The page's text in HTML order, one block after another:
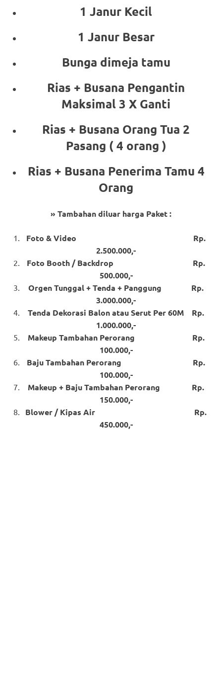
1 Janur Kecil
1 Janur Besar
Bunga dimeja tamu
Rias + Busana Pengantin
Maksimal 3 X Ganti
Rias + Busana Orang Tua 2
Pasang ( 4 orang )
Rias + Busana Penerima Tamu 4
Orang
» Tambahan diluar harga Paket :
Foto & Video Rp.
2.500.000,-
Foto Booth / Backdrop Rp.
500.000,-
Orgen Tunggal + Tenda + Panggung Rp.
3.000.000,-
Tenda Dekorasi Balon atau Serut Per 60M Rp.
1.000.000,-
Makeup Tambahan Perorang Rp.
100.000,-
Baju Tambahan Perorang Rp.
100.000,-
Makeup + Baju Tambahan Perorang Rp.
150.000,-
Blower / Kipas Air Rp.
450.000,-